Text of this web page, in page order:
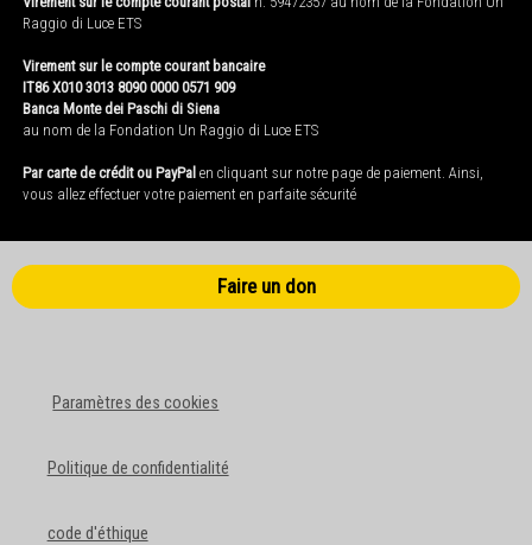
Raggio di Luce ETS
Virement sur le compte courant bancaire
IT86 X010 3013 8090 0000 0571 909
Banca Monte dei Paschi di Siena
au nom de la Fondation Un Raggio di Luce ETS
Par carte de crédit ou PayPal en cliquant sur notre page de paiement. Ainsi,
vous allez effectuer votre paiement en parfaite sécurité
Faire un don
Paramètres des cookies
Politique de confidentialité
code d'éthique